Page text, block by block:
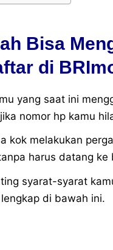
Bisa
di
yang saat ini
nomor hp kamu
kok melakukan
harus datang ke
syarat-syarat
di bawah ini.